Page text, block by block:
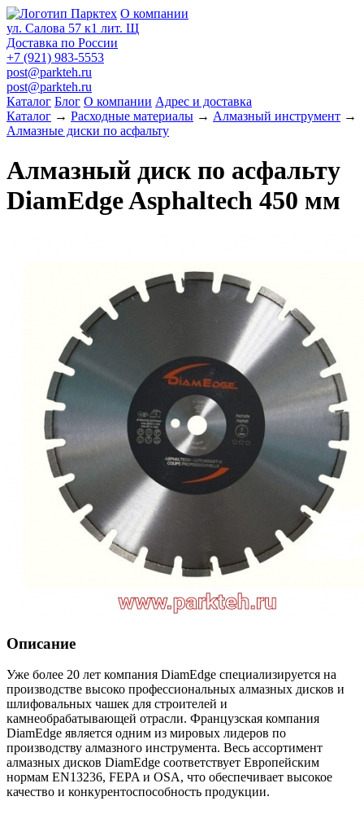
О компании
ул. Салова 57 к1 лит. Щ
Доставка по России
+7 (921) 983-5553
post@parkteh.ru
post@parkteh.ru
Каталог Блог О компании Адрес и доставка
Каталог → Расходные материалы → Алмазный инструмент →
Алмазные диски по асфальту
Алмазный диск по асфальту
DiamEdge Asphaltech 450 мм
Описание
Уже более 20 лет компания DiamEdge специализируется на
производстве высоко профессиональных алмазных дисков и
шлифовальных чашек для строителей и
камнеобрабатывающей отрасли. Французская компания
DiamEdge является одним из мировых лидеров по
производству алмазного инструмента. Весь ассортимент
алмазных дисков DiamEdge соответствует Европейским
нормам EN13236, FEPA и OSA, что обеспечивает высокое
качество и конкурентоспособность продукции.